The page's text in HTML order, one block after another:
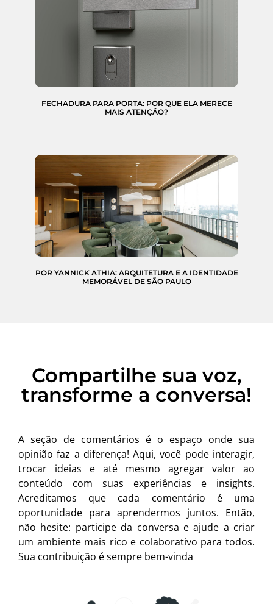
FECHADURA PARA PORTA: POR QUE ELA MERECE
MAIS ATENÇÃO?
POR YANNICK ATHIA: ARQUITETURA E A IDENTIDADE
MEMORÁVEL DE SÃO PAULO
Compartilhe sua voz,
transforme a conversa!
A seção de comentários é o espaço onde sua
opinião faz a diferença! Aqui, você pode interagir,
trocar ideias e até mesmo agregar valor ao
conteúdo com suas experiências e insights.
Acreditamos que cada comentário é uma
oportunidade para aprendermos juntos. Então,
não hesite: participe da conversa e ajude a criar
um ambiente mais rico e colaborativo para todos.
Sua contribuição é sempre bem-vinda